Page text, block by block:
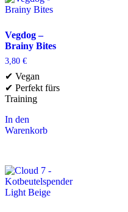
Vegdog –
Brainy Bites
3,80 €
✔ Vegan
✔ Perfekt fürs
Training
In den
Warenkorb